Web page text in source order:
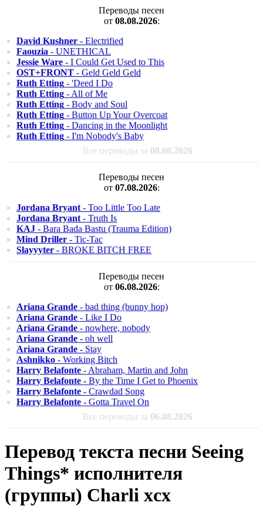
Переводы песен
от 08.08.2026:
David Kushner - Electrified
Faouzia - UNETHICAL
Jessie Ware - I Could Get Used to This
OST+FRONT - Geld Geld Geld
Ruth Etting - 'Deed I Do
Ruth Etting - All of Me
Ruth Etting - Body and Soul
Ruth Etting - Button Up Your Overcoat
Ruth Etting - Dancing in the Moonlight
Ruth Etting - I'm Nobody's Baby
Все переводы за 08.08.2026
Переводы песен
от 07.08.2026:
Jordana Bryant - Too Little Too Late
Jordana Bryant - Truth Is
KAJ - Bara Bada Bastu (Trauma Edition)
Mind Driller - Tic-Tac
Slayyyter - BROKE BITCH FREE
Переводы песен
от 06.08.2026:
Ariana Grande - bad thing (bunny hop)
Ariana Grande - Like I Do
Ariana Grande - nowhere, nobody
Ariana Grande - oh well
Ariana Grande - Stay
Ashnikko - Working Bitch
Harry Belafonte - Abraham, Martin and John
Harry Belafonte - By the Time I Get to Phoenix
Harry Belafonte - Crawdad Song
Harry Belafonte - Gotta Travel On
Все переводы за 06.08.2026
Перевод текста песни Seeing
Things* исполнителя
(группы) Charli xcx